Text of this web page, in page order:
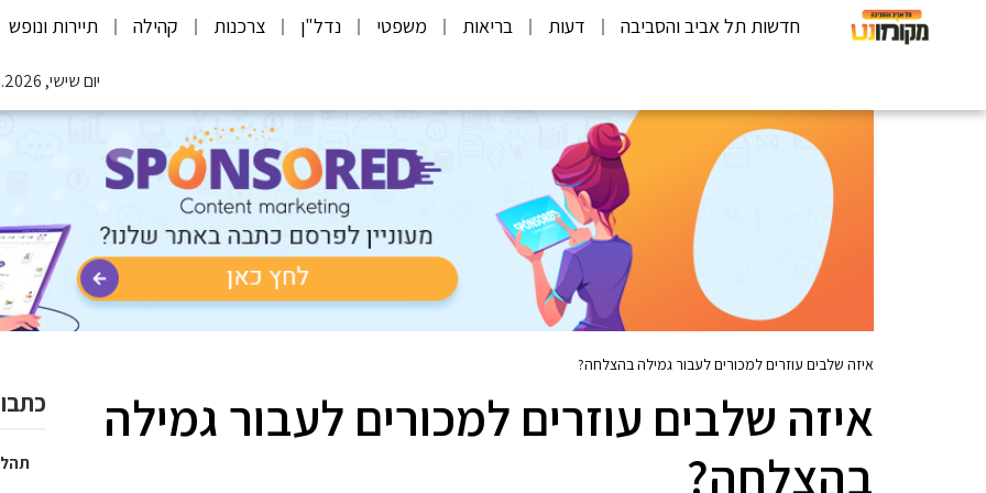
חדשות תל אביב והסביבה דעות בריאות משפטי נדל"ן צרכנות קהילה תיירות ונופש
יום שישי, 07.08.2026
איזה שלבים עוזרים למכורים לעבור גמילה בהצלחה?
איזה שלבים עוזרים למכורים לעבור גמילה
בהצלחה?